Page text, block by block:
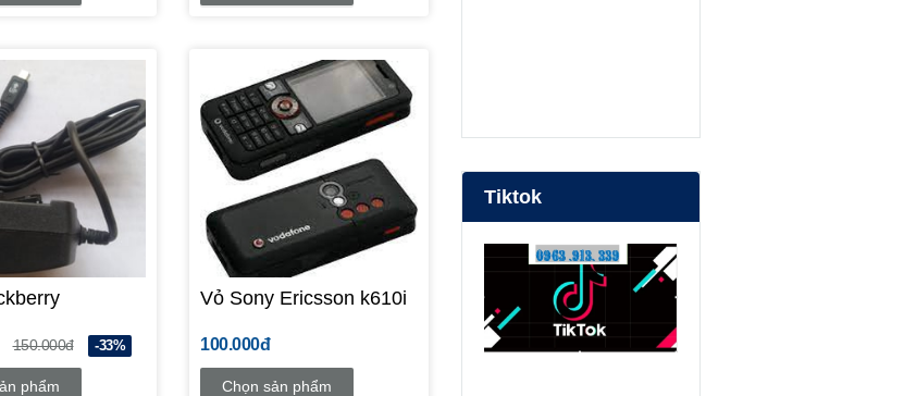
150.000đ -33%
phẩm
Vỏ Sony Ericsson k610i
100.000đ
Chọn sản phẩm
Tiktok